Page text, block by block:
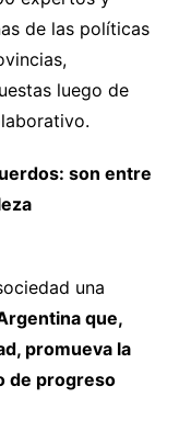
de las políticas
luego de
son entre
una
que,
promueva la
de progreso